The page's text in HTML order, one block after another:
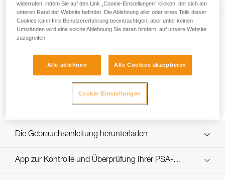
Abstieg mit Seilklemmen über eine kurze
Die Gebrauchsanleitung herunterladen
Technical Notice
App zur Kontrolle und Überprüfung Ihrer PSA-
widerrufen, indem Sie auf den Link „Cookie-Einstellungen“ klicken, der sich am
unteren Rand der Website befindet. Die Ablehnung aller oder eines Teils dieser
Cookies kann Ihre Benutzererfahrung beeinträchtigen, aber unter keinen
Umständen wird eine solche Ablehnung Sie daran hindern, auf unsere Website
zuzugreifen.
Alle ablehnen Alle Cookies akzeptieren
Cookie-Einstellungen